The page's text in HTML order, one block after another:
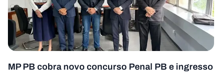
MP PB cobra novo concurso Penal PB e ingresso